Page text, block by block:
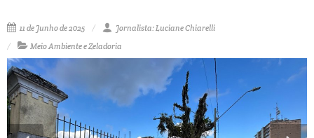
11 de Junho de 2025
Jornalista: Luciane Chiarelli
Meio Ambiente e Zeladoria